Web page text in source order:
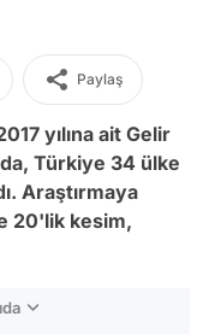
Paylaş
yılına ait Gelir
Türkiye 34 ülke
Araştırmaya
20'lik kesim,